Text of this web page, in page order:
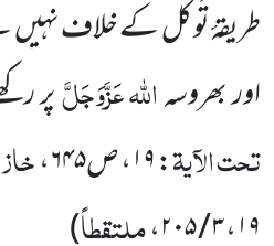
طریقۂ تَو کل کے خلاف نہیں
اور بھروسہاللّٰہعَزَّوَجَلَّپر
تحت الآیۃ: ۱۹، ص۶۴۵،
۱۹، ۳ / ۲۰۵،
ملتقطاً)